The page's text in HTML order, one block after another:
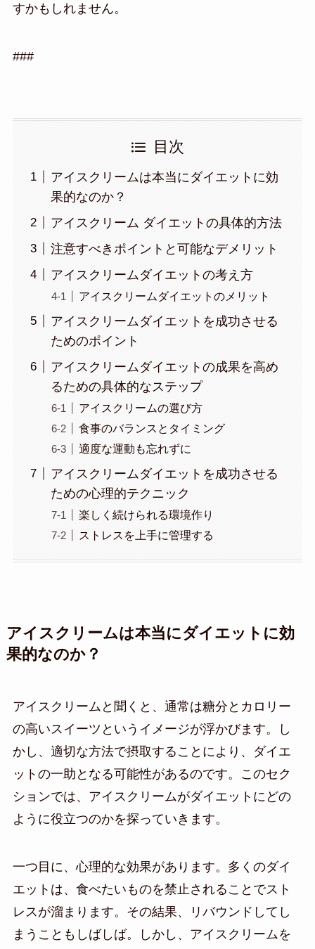
すかもしれません。
###
目次
アイスクリームは本当にダイエットに効
果的なのか？
アイスクリーム ダイエットの具体的方法
注意すべきポイントと可能なデメリット
アイスクリームダイエットの考え方
アイスクリームダイエットのメリット
アイスクリームダイエットを成功させる
ためのポイント
アイスクリームダイエットの成果を高め
るための具体的なステップ
アイスクリームの選び方
食事のバランスとタイミング
適度な運動も忘れずに
アイスクリームダイエットを成功させる
ための心理的テクニック
楽しく続けられる環境作り
ストレスを上手に管理する
アイスクリームは本当にダイエットに効
果的なのか？
アイスクリームと聞くと、通常は糖分とカロリー
の高いスイーツというイメージが浮かびます。し
かし、適切な方法で摂取することにより、ダイエ
ットの一助となる可能性があるのです。このセク
ションでは、アイスクリームがダイエットにどの
ように役立つのかを探っていきます。
一つ目に、心理的な効果があります。多くのダイ
エットは、食べたいものを禁止されることでスト
レスが溜まります。その結果、リバウンドしてし
まうこともしばしば。しかし、アイスクリームを